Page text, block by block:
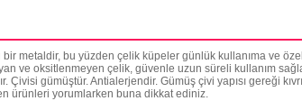
bir metaldir, bu yüzden çelik küpeler günlük kullanıma ve
ve oksitlenmeyen çelik, güvenle uzun süreli kullanım
gümüştür. Antialerjendir. Gümüş çivi yapısı gereği
ürünleri yorumlarken buna dikkat ediniz.